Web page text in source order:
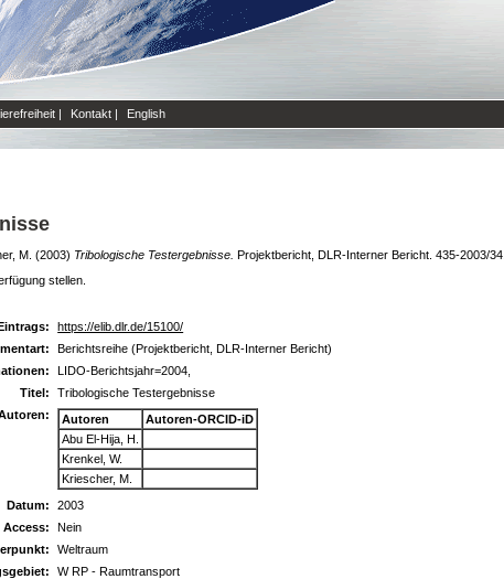
| Kontakt | English
M. (2003) Tribologische Testergebnisse. Projektbericht, DLR-Interner Bericht. 435-2003/34.
stellen.
https://elib.dlr.de/15100/
Berichtsreihe (Projektbericht, DLR-Interner Bericht)
LIDO-Berichtsjahr=2004,
Titel:
Tribologische Testergebnisse
Autoren
Autoren-ORCID-iD
Abu El-Hija, H.
Krenkel, W.
Kriescher, M.
Datum:
2003
Access:
Nein
Weltraum
W RP - Raumtransport